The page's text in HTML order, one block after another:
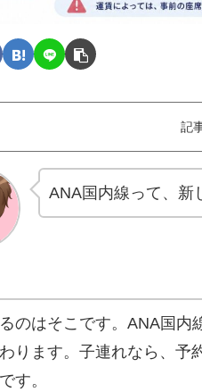
記
ANA国内線って、新
のはそこです。ANA国内
ります。子連れなら、予
す。